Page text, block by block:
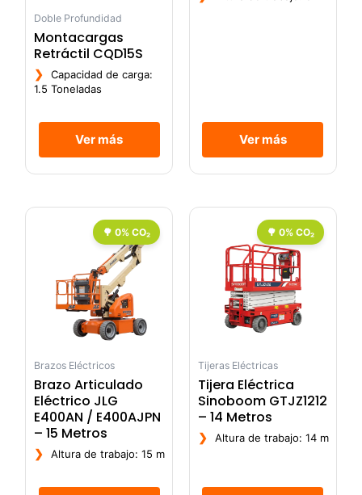
Doble Profundidad
Montacargas
Retráctil CQD15S
❯
Capacidad de carga:
1.5 Toneladas
Ver más Ver más
Brazos Eléctricos
Brazo Articulado
Eléctrico JLG
E400AN / E400AJPN
– 15 Metros
❯ Altura de trabajo: 15 m
Tijeras Eléctricas
Tijera Eléctrica
Sinoboom GTJZ1212
– 14 Metros
❯ Altura de trabajo: 14 m